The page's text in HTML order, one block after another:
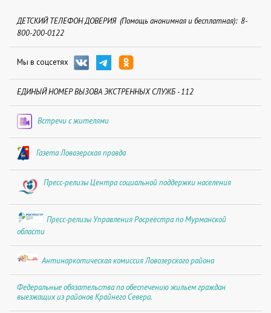
ДЕТСКИЙ ТЕЛЕФОН ДОВЕРИЯ (Помощь анонимная и бесплатная): 8-
800-200-0122
Мы в соцсетях
ЕДИНЫЙ НОМЕР ВЫЗОВА ЭКСТРЕННЫХ СЛУЖБ - 112
Встречи с жителями
Газета Ловозерская правда
Пресс-релизы Центра социальной поддержки населения
Пресс-релизы Управления Росреестра по Мурманской
области
Антинаркотическая комиссия Ловозерского района
Федеральные обязательства по обеспечению жильем граждан
выезжащих из районов Крайнего Севера.